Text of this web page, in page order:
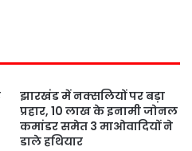
झारखंड में नक्सलियों पर बड़ा
प्रहार, 10 लाख के इनामी जोनल
कमांडर समेत 3 माओवादियों ने
डाले हथियार